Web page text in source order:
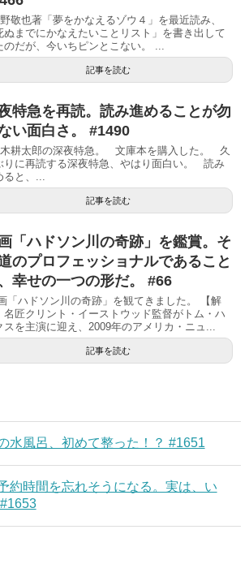
敬也著「夢をかなえるゾウ４」を最近読み、
ぬまでにかなえたいことリスト」を書き出して
のだが、今いちピンとこない。 ...
記事を読む
特急を再読。読み進めることが勿
い面白さ。 #1490
耕太郎の深夜特急。 文庫本を購入した。 久
りに再読する深夜特急、やはり面白い。 読み
ると、...
記事を読む
「ハドソン川の奇跡」を鑑賞。そ
のプロフェッショナルであること
幸せの一つの形だ。 #66
「ハドソン川の奇跡」を観てきました。 【解
名匠クリント・イーストウッド監督がトム・ハ
スを主演に迎え、2009年のアメリカ・ニュ...
記事を読む
水風呂、初めて整った！？ #1651
約時間を忘れそうになる。実は、い